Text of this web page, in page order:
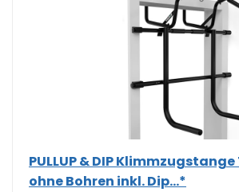
PULLUP & DIP
ohne Bohren inkl. Dip...*